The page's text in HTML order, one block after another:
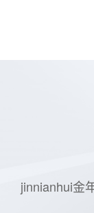
jinnianhui金